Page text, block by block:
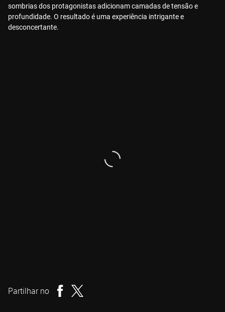
sombrias dos protagonistas adicionam camadas de tensão e
profundidade. O resultado é uma experiência intrigante e
desconcertante.
Partilhar no